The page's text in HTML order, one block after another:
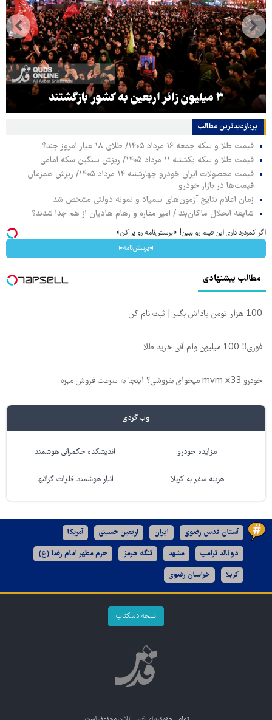
۳ میلیون زائر اربعین به کشور بازگشتند
پربازدیدترین‌ مطالب
قیمت طلا و سکه جمعه ۱۶ مرداد ۱۴۰۵/ طلای ۱۸ عیار امروز چند؟
قیمت طلا و سکه یکشنبه ۱۱ مرداد ۱۴۰۵/ ریزش سنگین سکه امامی
قیمت محصولات ایران خودرو چهارشنبه ۱۴ مرداد ۱۴۰۵/ ریزش همزمان
قیمت‌ها در بازار خودرو
زمان اعلام نتایج آزمون‌های سمپاد و نمونه دولتی مشخص شد
شایعه انحلال ماکان‌بند / امیر مقاره و رهام هادیان از هم جدا شدند؟
اگر کمردرد داری این فیلم رو ببین! ◗پرسش‌نامه رو پر کن◖
◂پرسش‌نامه▸
مطالب پیشنهادی
100 هزار تومن پاداش بگیر | ثبت نام کن
فوری‼️ 100 میلیون وام آنی خرید طلا
خودرو mvm x33 میخوای بفروشی؟ اینجا به سرعت فروش میره
وب گردی
مزایده خودرو اندیشکده حکمرانی هوشمند
هزینه سفر به کربلا انبار هوشمند فلزات گرانبها
آستان قدس رضوی ایران اربعین حسینی آمریکا
دونالد ترامپ مشهد تنگه هرمز حرم مطهر امام رضا (ع)
کربلا خراسان رضوی
نسخه دسکتاپ